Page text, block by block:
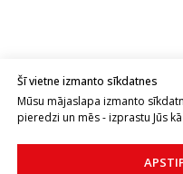
© 2024 Centra autoskola.
Visas tiesības aizsargātas.
Šī vietne izmanto sīkdatnes
Mūsu mājaslapa izmanto
pieredzi un mēs - izprastu Jūs